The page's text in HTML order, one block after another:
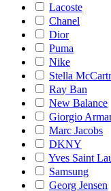
Lacoste
Chanel
Dior
Puma
Nike
Stella
Ray Ban
New Balance
Giorgio
Marc Jacobs
DKNY
Yves Saint
Samsung
Georg Jensen